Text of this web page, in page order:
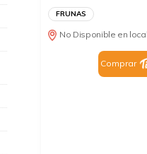
FRUNAS
No Disponible en
Comprar